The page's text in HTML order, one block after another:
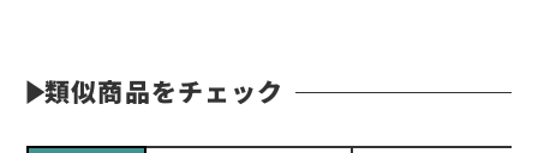
類似商品をチェック